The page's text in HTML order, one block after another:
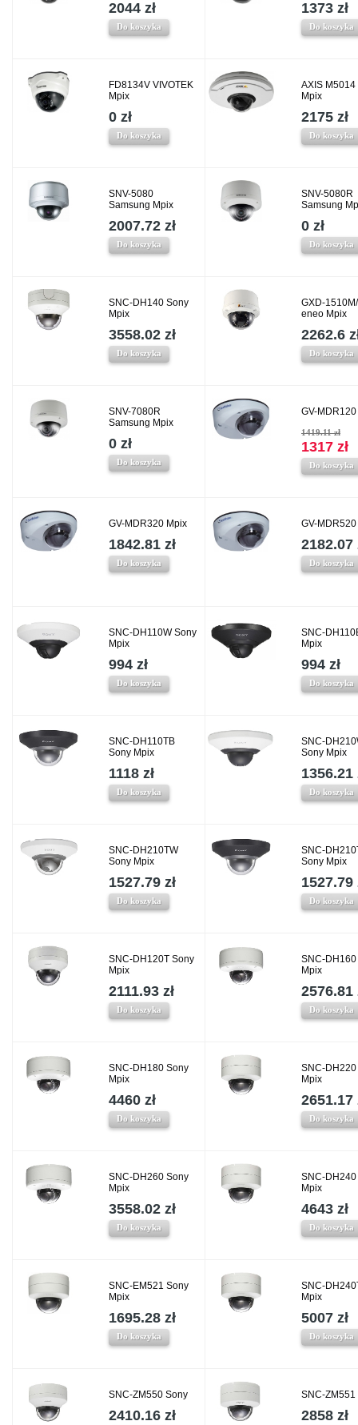
2044 zł
Do koszyka
1373 zł
Do koszyka
FD8134V VIVOTEK
Mpix
0 zł
Do koszyka
AXIS M5014
Mpix
2175 zł
Do koszyka
SNV-5080
Samsung Mpix
2007.72 zł
Do koszyka
SNV-5080R
Samsung
0 zł
Do koszyka
SNC-DH140 Sony
Mpix
3558.02 zł
Do koszyka
GXD-
eneo Mpix
2262.6
Do koszyka
SNV-7080R
Samsung Mpix
0 zł
Do koszyka
GV-
1419.11 zł
1317 zł
Do koszyka
GV-MDR320 Mpix
1842.81 zł
Do koszyka
GV-
2182.07
Do koszyka
SNC-DH110W Sony
Mpix
994 zł
Do koszyka
SNC-
Mpix
994 zł
Do koszyka
SNC-DH110TB
Sony Mpix
1118 zł
Do koszyka
SNC-
Sony Mpix
1356.21
Do koszyka
SNC-DH210TW
Sony Mpix
1527.79 zł
Do koszyka
SNC-
Sony Mpix
1527.79
Do koszyka
SNC-DH120T Sony
Mpix
2111.93 zł
Do koszyka
SNC-
Mpix
2576.81
Do koszyka
SNC-DH180 Sony
Mpix
4460 zł
Do koszyka
SNC-
Mpix
2651.17
Do koszyka
SNC-DH260 Sony
Mpix
3558.02 zł
Do koszyka
SNC-
Mpix
4643 zł
Do koszyka
SNC-EM521 Sony
Mpix
1695.28 zł
Do koszyka
SNC-
Mpix
5007 zł
Do koszyka
SNC-ZM550 Sony
2410.16 zł
SNC-ZM551
2858 zł